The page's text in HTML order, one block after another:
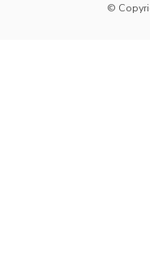
©